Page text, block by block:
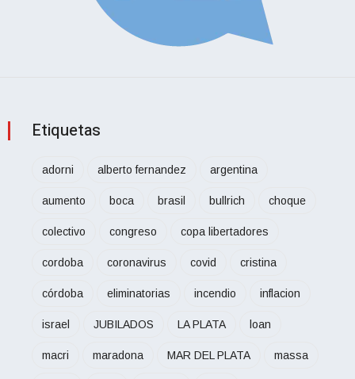
Etiquetas
adorni alberto fernandez argentina
aumento boca brasil bullrich choque
colectivo congreso copa libertadores
cordoba coronavirus covid cristina
córdoba eliminatorias incendio inflacion
israel JUBILADOS LA PLATA loan
macri maradona MAR DEL PLATA massa